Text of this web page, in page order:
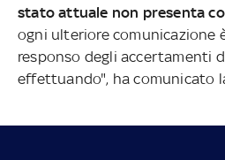
stato attuale non presenta
ogni ulteriore comunicazione
responso degli accertamenti
effettuando", ha comunicato